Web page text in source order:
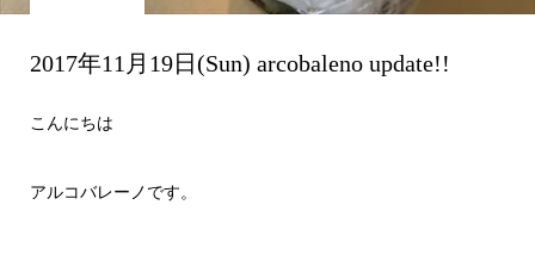
2017年11月19日(Sun) arcobaleno update!!
こんにちは
アルコバレーノです。